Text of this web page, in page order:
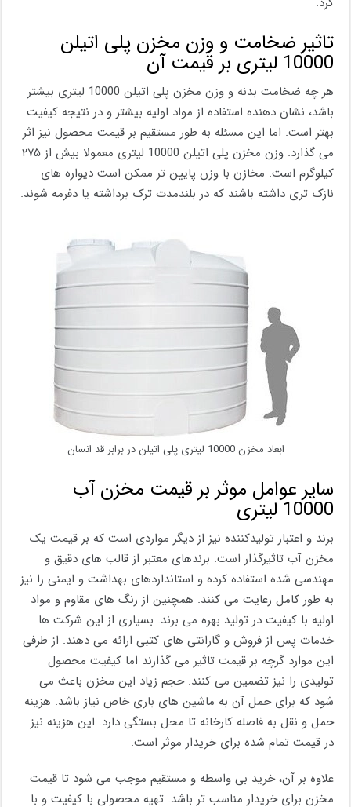
تاثیر ضخامت و وزن مخزن پلی اتیلن
10000 لیتری بر قیمت آن
هر چه ضخامت بدنه و وزن مخزن پلی اتیلن 10000 لیتری بیشتر
باشد، نشان دهنده استفاده از مواد اولیه بیشتر و در نتیجه کیفیت
بهتر است. اما این مسئله به طور مستقیم بر قیمت محصول نیز اثر
می گذارد. وزن مخزن پلی اتیلن 10000 لیتری معمولا بیش از ۲۷۵
کیلوگرم است. مخازن با وزن پایین تر ممکن است دیواره های
نازک تری داشته باشند که در بلندمدت ترک برداشته یا دفرمه شوند.
ابعاد مخزن 10000 لیتری پلی اتیلن در برابر قد انسان
سایر عوامل موثر بر قیمت مخزن آب
10000 لیتری
برند و اعتبار تولیدکننده نیز از دیگر مواردی است که بر قیمت یک
مخزن آب تاثیرگذار است. برندهای معتبر از قالب های دقیق و
مهندسی شده استفاده کرده و استانداردهای بهداشت و ایمنی را نیز
به طور کامل رعایت می کنند. همچنین از رنگ های مقاوم و مواد
اولیه با کیفیت در تولید بهره می برند. بسیاری از این شرکت ها
خدمات پس از فروش و گارانتی های کتبی ارائه می دهند. از طرفی
این موارد گرچه بر قیمت تاثیر می گذارند اما کیفیت محصول
تولیدی را نیز تضمین می کنند. حجم زیاد این مخزن باعث می
شود که برای حمل آن به ماشین های باری خاص نیاز باشد. هزینه
حمل و نقل به فاصله کارخانه تا محل بستگی دارد. این هزینه نیز
در قیمت تمام شده برای خریدار موثر است.
علاوه بر آن، خرید بی واسطه و مستقیم موجب می شود تا قیمت
مخزن برای خریدار مناسب تر باشد. تهیه محصولی با کیفیت و با